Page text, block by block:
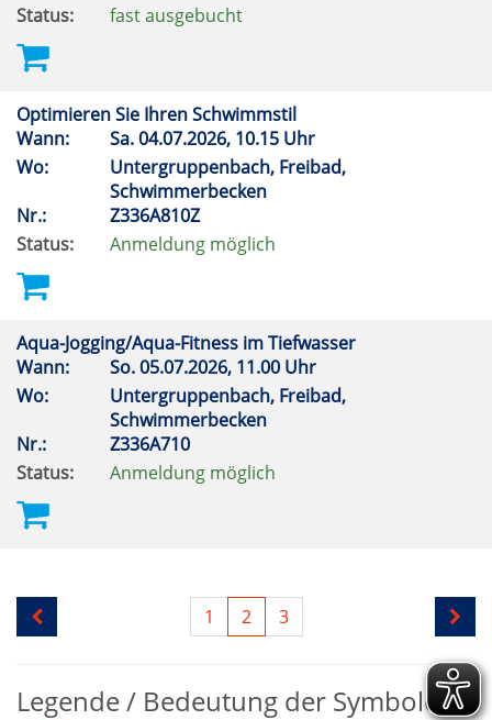
Status:
fast ausgebucht
Optimieren Sie Ihren Schwimmstil
Wann:
Sa.04.07.2026, 10.15 Uhr
Wo:
Untergruppenbach, Freibad,
Schwimmerbecken
Nr.:
Z336A810Z
Status:
Anmeldung möglich
Aqua-Jogging/Aqua-Fitness im Tiefwasser
Wann:
So.05.07.2026, 11.00 Uhr
Wo:
Untergruppenbach, Freibad,
Schwimmerbecken
Nr.:
Z336A710
Status:
Anmeldung möglich
1 2 3
Legende / Bedeutung der Symbole